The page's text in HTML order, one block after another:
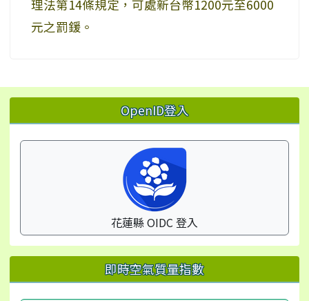
理法第14條規定，可處新台幣1200元至6000
元之罰鍰。
左邊區域內容 OpenID登入
花蓮縣 OIDC 登入
即時空氣質量指數